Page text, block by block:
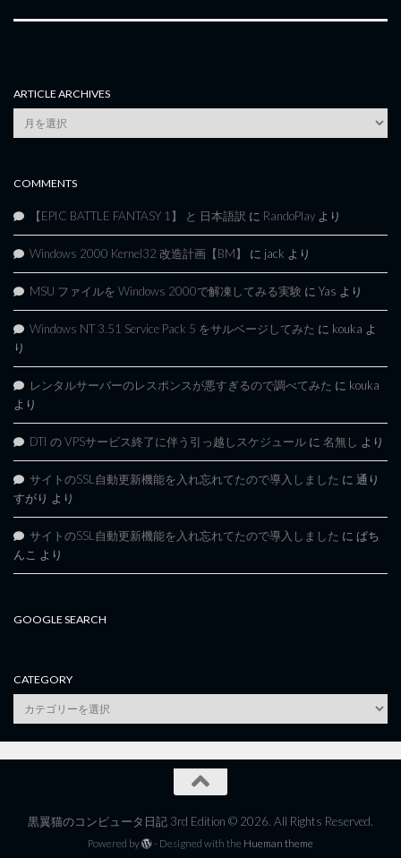
ARTICLE ARCHIVES
Article
Archives
COMMENTS
【EPIC BATTLE FANTASY 1】 と 日本語訳 に RandoPlay より
Windows 2000 Kernel32 改造計画【BM】 に jack より
MSU ファイルを Windows 2000で解凍してみる実験 に Yas より
Windows NT 3.51 Service Pack 5 をサルベージしてみた に kouka よ
り
レンタルサーバーのレスポンスが悪すぎるので調べてみた に kouka
より
DTI の VPSサービス終了に伴う引っ越しスケジュール に 名無し より
サイトのSSL自動更新機能を入れ忘れてたので導入しました に 通り
すがり より
サイトのSSL自動更新機能を入れ忘れてたので導入しました に ぱち
んこ より
GOOGLE SEARCH
CATEGORY
category
黒翼猫のコンピュータ日記 3rd Edition © 2026. All Rights Reserved.
Powered by - Designed with the Hueman theme